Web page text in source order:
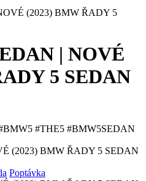
(2023) BMW ŘADY 5
| NOVÉ
5 SEDAN
#THE5 #BMW5SEDAN
Poptávka